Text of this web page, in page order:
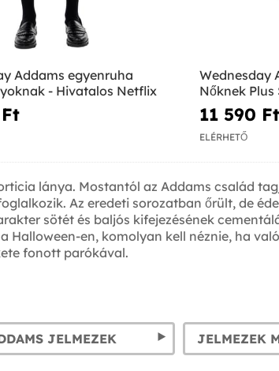
Addams egyenruha
- Hivatalos Netflix
Wednesday
Nőknek Plus
11 590 Ft‎
ELÉRHETŐ
lánya. Mostantól az Addams család
Az eredeti sorozatban őrült, de
sötét és baljós kifejezésének
en, komolyan kell néznie, ha
fonott parókával.
JELMEZEK